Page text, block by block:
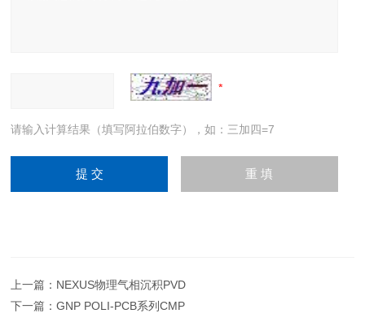
请输入计算结果（填写阿拉伯数字），如：三加四=7
上一篇： NEXUS物理气相沉积PVD
下一篇：GNP POLI-PCB系列CMP